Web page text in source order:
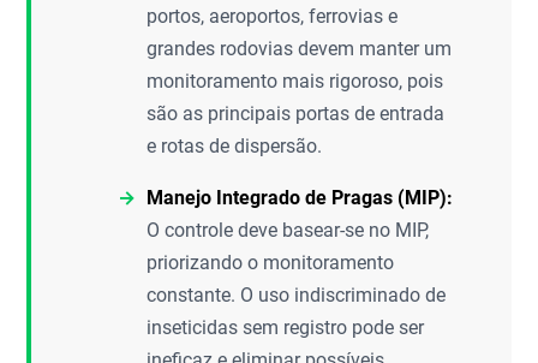
portos, aeroportos, ferrovias e
grandes rodovias devem manter um
monitoramento mais rigoroso, pois
são as principais portas de entrada
e rotas de dispersão.
Manejo Integrado de Pragas (MIP):
O controle deve basear-se no MIP,
priorizando o monitoramento
constante. O uso indiscriminado de
inseticidas sem registro pode ser